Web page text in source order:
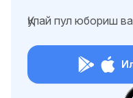
Қулай пул юбориш